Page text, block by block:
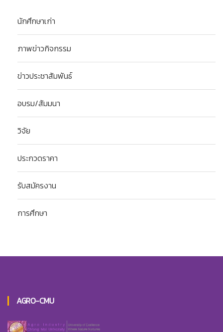
นักศึกษาเก่า
ภาพข่าวกิจกรรม
ข่าวประชาสัมพันธ์
อบรม/สัมมนา
วิจัย
ประกวดราคา
รับสมัครงาน
การศึกษา
AGRO-CMU